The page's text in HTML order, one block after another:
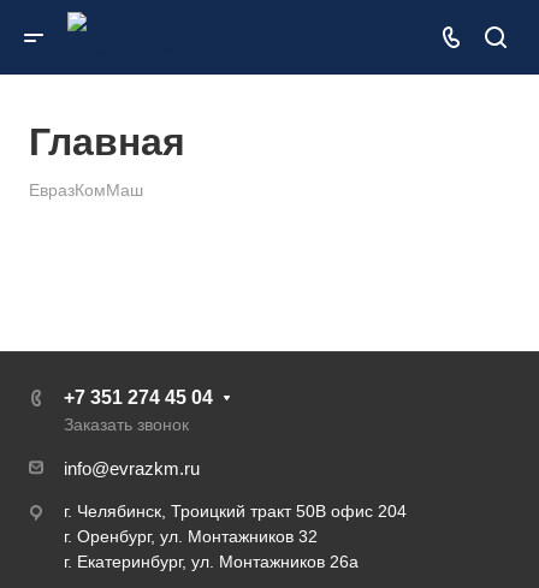
Главная
ЕвразКомМаш
+7 351 274 45 04
Заказать звонок
info@evrazkm.ru
г. Челябинск, Троицкий тракт 50В офис 204
г. Оренбург, ул. Монтажников 32
г. Екатеринбург, ул. Монтажников 26а